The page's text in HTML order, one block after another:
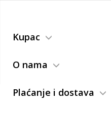
Kupac
O nama
Plaćanje i dostava